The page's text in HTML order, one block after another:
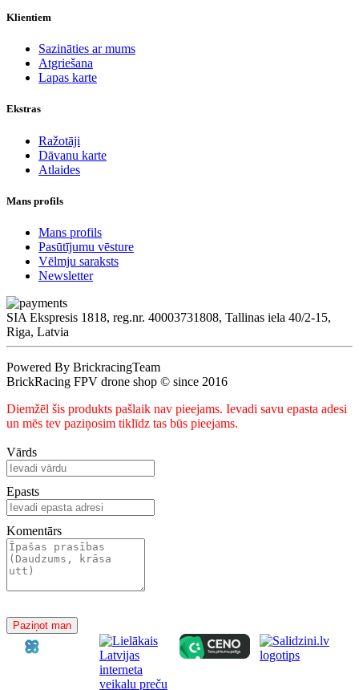
Klientiem
Sazināties ar mums
Atgriešana
Lapas karte
Ekstras
Ražotāji
Dāvanu karte
Atlaides
Mans profils
Mans profils
Pasūtījumu vēsture
Vēlmju saraksts
Newsletter
SIA Ekspresis 1818, reg.nr. 40003731808, Tallinas iela 40/2-15,
Riga, Latvia
Powered By BrickracingTeam
BrickRacing FPV drone shop © since 2016
Diemžēl šis produkts pašlaik nav pieejams. Ievadi savu epasta adesi
un mēs tev paziņosim tiklīdz tas būs pieejams.
Vārds
Epasts
Komentārs
Paziņot man